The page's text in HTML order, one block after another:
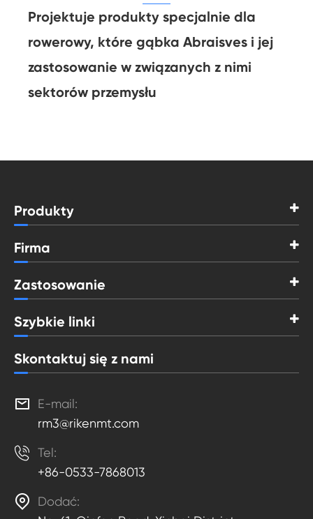
Projektuje produkty specjalnie dla
rowerowy, które gąbka Abraisves i jej
zastosowanie w związanych z nimi
sektorów przemysłu
Produkty
Firma
Zastosowanie
Szybkie linki
Skontaktuj się z nami

E-mail:
rm3@rikenmt.com
 Tel:
+86-0533-7868013

Dodać: